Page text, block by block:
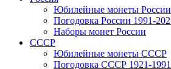
Юбилейные монеты России
Погодовка России 1991-
Наборы монет России
СССР
Юбилейные монеты СССР
Погодовка СССР 1921-1991